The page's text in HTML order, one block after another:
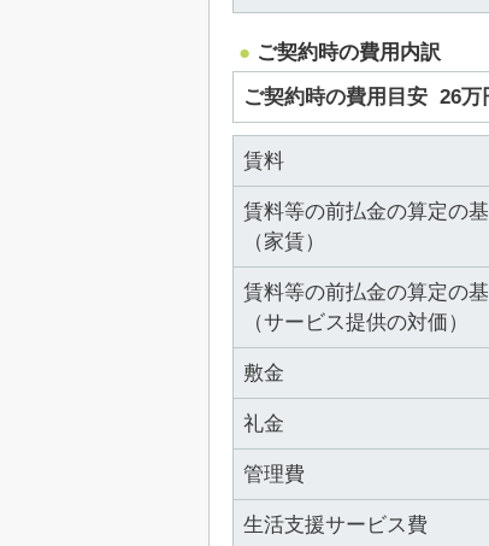
ご契約時の費用内訳
ご契約時の費用目安 26万
賃料
賃料等の前払金の算定の
（家賃）
賃料等の前払金の算定の
（サービス提供の対価）
敷金
礼金
管理費
生活支援サービス費